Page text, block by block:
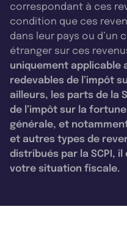
correspondant à ces
condition que ces
dans leur pays ou d’un
étranger sur ces
uniquement applicable
redevables de l’impôt
ailleurs, les parts de la
de l’impôt sur la
générale, et
et autres types de
distribués par la SCPI,
votre situation fiscale.